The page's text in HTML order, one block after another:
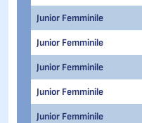
Junior Femminile
Junior Femminile
Junior Femminile
Junior Femminile
Junior Femminile